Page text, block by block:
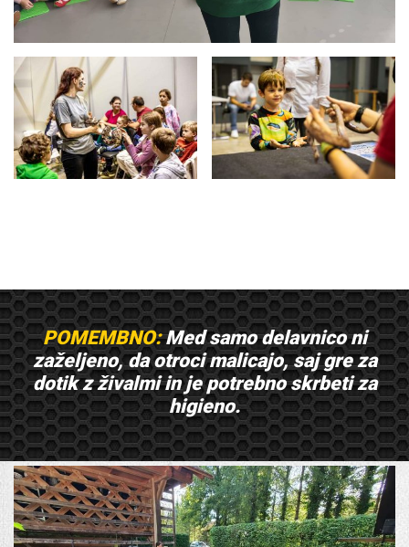
POMEMBNO:Med samo delavnico ni
zaželjeno, da otroci malicajo, saj gre za
dotik z živalmi in je potrebno skrbeti za
higieno.